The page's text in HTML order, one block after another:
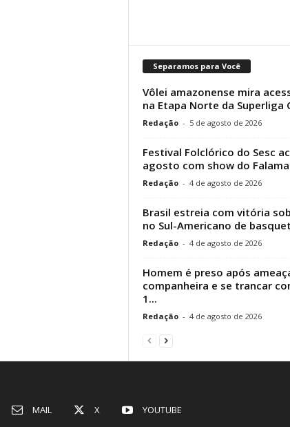
Separamos para Você
Vôlei amazonense mira
na Etapa Norte da Superliga
Redação - 5 de agosto de 2026
Festival Folclórico do Sesc
agosto com show do
Redação - 4 de agosto de 2026
Brasil estreia com vitória
no Sul-Americano de
Redação - 4 de agosto de 2026
Homem é preso após
companheira e se trancar
1...
Redação - 4 de agosto de 2026
MAIL X YOUTUBE